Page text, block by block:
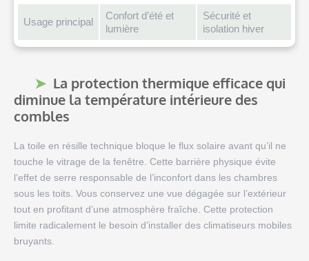
Usage principal
Confort d’été et
lumière
Sécurité et
isolation hiver
La protection thermique efficace qui
diminue la température intérieure des
combles
La toile en résille technique bloque le flux solaire avant qu’il ne
touche le vitrage de la fenêtre. Cette barrière physique évite
l’effet de serre responsable de l’inconfort dans les chambres
sous les toits. Vous conservez une vue dégagée sur l’extérieur
tout en profitant d’une atmosphère fraîche. Cette protection
limite radicalement le besoin d’installer des climatiseurs mobiles
bruyants.